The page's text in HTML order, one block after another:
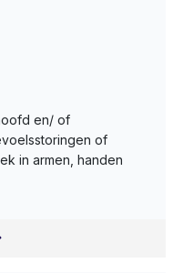
en/ of
of
in armen, handen